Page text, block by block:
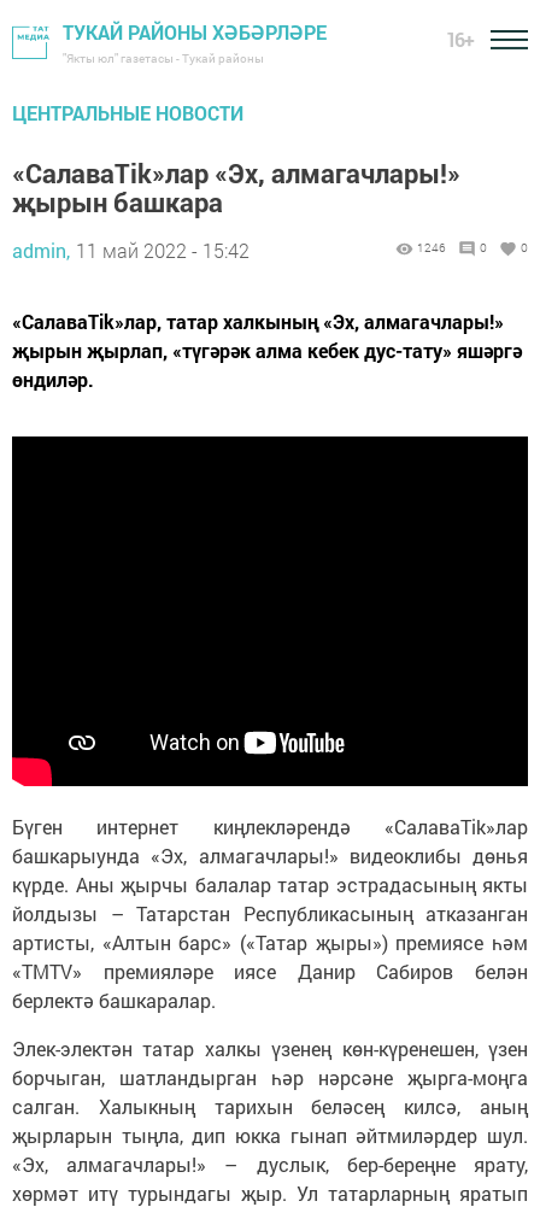
ТУКАЙ РАЙОНЫ ХӘБӘРЛӘРЕ
"Якты юл" газетасы - Тукай районы
16+
ЦЕНТРАЛЬНЫЕ НОВОСТИ
«СалаваTik»лар «Эх, алмагачлары!»
җырын башкара
admin, 11 май 2022 - 15:42 1246 0 0
«СалаваTik»лар, татар халкының «Эх, алмагачлары!»
җырын җырлап, «түгәрәк алма кебек дус-тату» яшәргә
өндиләр.
Бүген интернет киңлекләрендә «СалаваTik»лар
башкарыунда «Эх, алмагачлары!» видеоклибы дөнья
күрде. Аны җырчы балалар татар эстрадасының якты
йолдызы – Татарстан Республикасының атказанган
артисты, «Алтын барс» («Татар җыры») премиясе һәм
«TMTV» премияләре иясе Данир Сабиров белән
берлектә башкаралар.
Элек-электән татар халкы үзенең көн-күренешен, үзен
борчыган, шатландырган һәр нәрсәне җырга-моңга
салган. Халыкның тарихын беләсең килсә, аның
җырларын тыңла, дип юкка гынап әйтмиләрдер шул.
«Эх, алмагачлары!» – дуслык, бер-береңне ярату,
хөрмәт итү турындагы җыр. Ул татарларның яратып